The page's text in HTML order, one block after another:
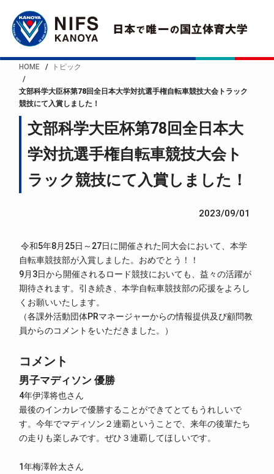
HOME トピック
文部科学大臣杯第78回全日本大学対抗選手権自転車競技大会トラック
競技にて入賞しました！
文部科学大臣杯第78回全日本大
学対抗選手権自転車競技大会ト
ラック競技にて入賞しました！
2023/09/01
令和5年8月25日～27日に開催された同大会において、本学
自転車競技部が入賞しました。おめでとう！！
9月3日から開催されるロード競技においても、益々の活躍が
期待されます。引き続き、本学自転車競技部の応援をよろし
くお願いいたします。
（各課外活動団体PRマネージャーからの情報提供及び顧問教
員からのコメントをいただきました。）
コメント
男子マディソン 優勝
4年伊澤将也さん
最後のインカレで優勝することができてとてもうれしいで
す。今年でマディソン２連覇ということで、来年の後輩たち
の走りも楽しみです。ぜひ３連覇してほしいです。
1年梅澤幹太さん